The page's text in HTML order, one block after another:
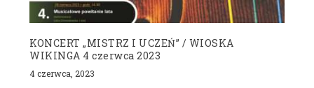
KONCERT „MISTRZ I UCZEŃ” / WIOSKA
WIKINGA 4 czerwca 2023
4 czerwca, 2023